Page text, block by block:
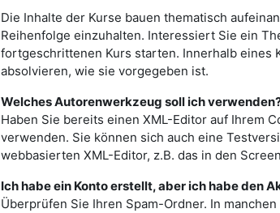
Die Inhalte der Kurse bauen thematisch
Reihenfolge einzuhalten. Interessiert Sie ein
fortgeschrittenen Kurs starten. Innerhalb eines
absolvieren, wie sie vorgegeben ist.
Welches Autorenwerkzeug soll ich
Haben Sie bereits einen XML-Editor auf Ihrem
verwenden. Sie können sich auch eine
webbasierten XML-Editor, z.B. das in den
Ich habe ein Konto erstellt, aber ich habe den
Überprüfen Sie Ihren Spam-Ordner. In